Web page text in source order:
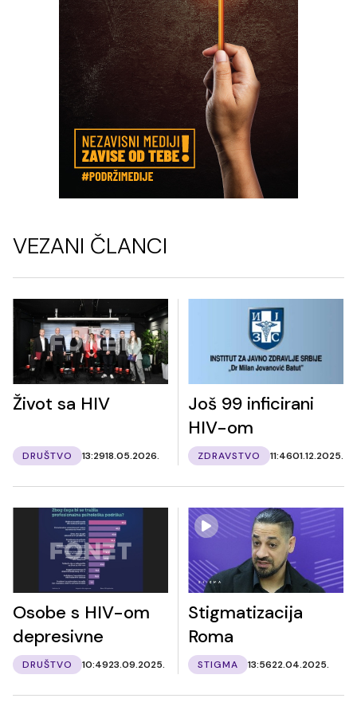
VEZANI ČLANCI
Život sa HIV
DRUŠTVO 13:2918.05.2026.
Još 99 inficirani
HIV-om
ZDRAVSTVO 11:4601.12.2025.
Osobe s HIV-om
depresivne
DRUŠTVO 10:4923.09.2025.
Stigmatizacija
Roma
STIGMA 13:5622.04.2025.